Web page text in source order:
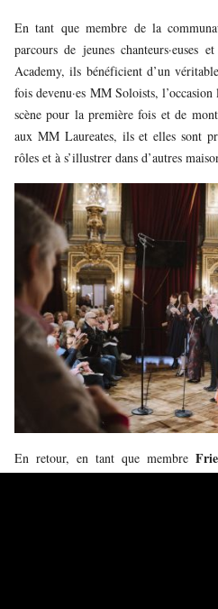
En tant que membre de la
parcours de jeunes chanteurs·euses
Academy, ils bénéficient d’un
fois devenu·es MM Soloists,
scène pour la première fois et de
aux MM Laureates, ils et elles sont
rôles et à s’illustrer dans d’autres
En retour, en tant que membre